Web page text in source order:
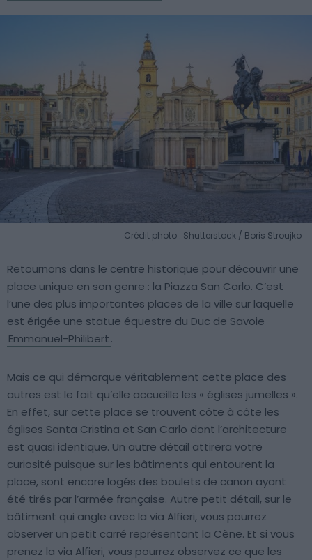
Crédit photo : Shutterstock / Boris Stroujko
Retournons dans le centre historique pour découvrir une
place unique en son genre : la Piazza San Carlo. C’est
l’une des plus importantes places de la ville sur laquelle
est érigée une statue équestre du Duc de Savoie
Emmanuel-Philibert.
Mais ce qui démarque véritablement cette place des
autres est le fait qu’elle accueille les « églises jumelles ».
En effet, sur cette place se trouvent côte à côte les
églises Santa Cristina et San Carlo dont l’architecture
est quasi identique. Un autre détail attirera votre
curiosité puisque sur les bâtiments qui entourent la
place, sont encore logés des boulets de canon ayant
été tirés par l’armée française. Autre petit détail, sur le
bâtiment qui angle avec la via Alfieri, vous pourrez
observer un petit carré représentant la Cène. Et si vous
prenez la via Alfieri, vous pourrez observez ce que les